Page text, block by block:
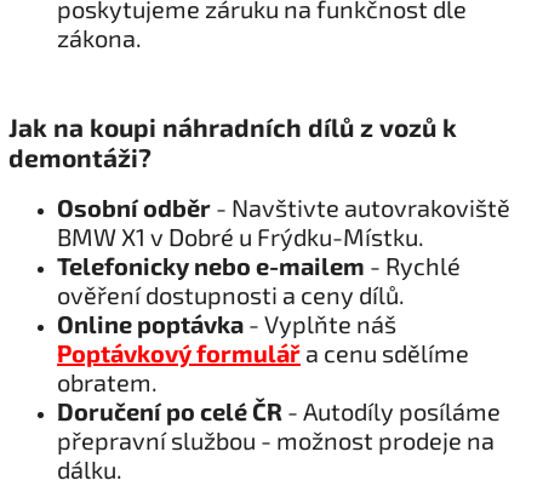
poskytujeme záruku na funkčnost dle
zákona.
Jak na koupi náhradních dílů z vozů k
demontáži?
Osobní odběr - Navštivte autovrakoviště
BMW X1 v Dobré u Frýdku-Místku.
Telefonicky nebo e-mailem - Rychlé
ověření dostupnosti a ceny dílů.
Online poptávka - Vyplňte náš
Poptávkový formulář a cenu sdělíme
obratem.
Doručení po celé ČR - Autodíly posíláme
přepravní službou - možnost prodeje na
dálku.